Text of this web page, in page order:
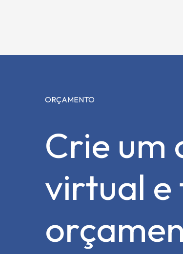
ORÇAMENTO
Crie um
virtual e